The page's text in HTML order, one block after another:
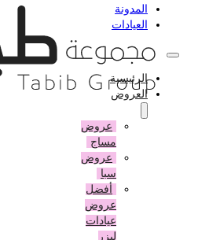
المدونة
العيادات
الرئيسية
العروض
عروض
مساج
عروض
أفضل
عروض
عيادات